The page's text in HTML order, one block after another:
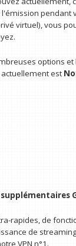
pendant
virtuel), vous
options et
est
rapides, de
de
VPN n°1.